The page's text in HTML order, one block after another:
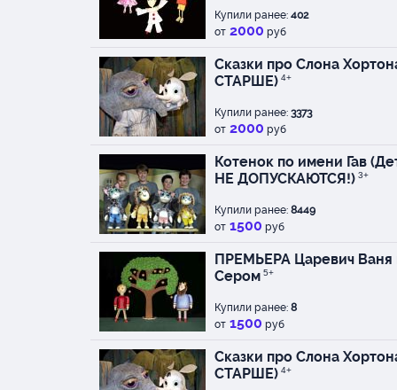
Купили ранее: 402
от 2000 руб
Сказки про Слона
СТАРШЕ) 4+
Купили ранее: 3373
от 2000 руб
Котенок по имени Гав
НЕ ДОПУСКАЮТСЯ!) 3+
Купили ранее: 8449
от 1500 руб
ПРЕМЬЕРА Царевич Ваня
Сером 5+
Купили ранее: 8
от 1500 руб
Сказки про Слона
СТАРШЕ) 4+